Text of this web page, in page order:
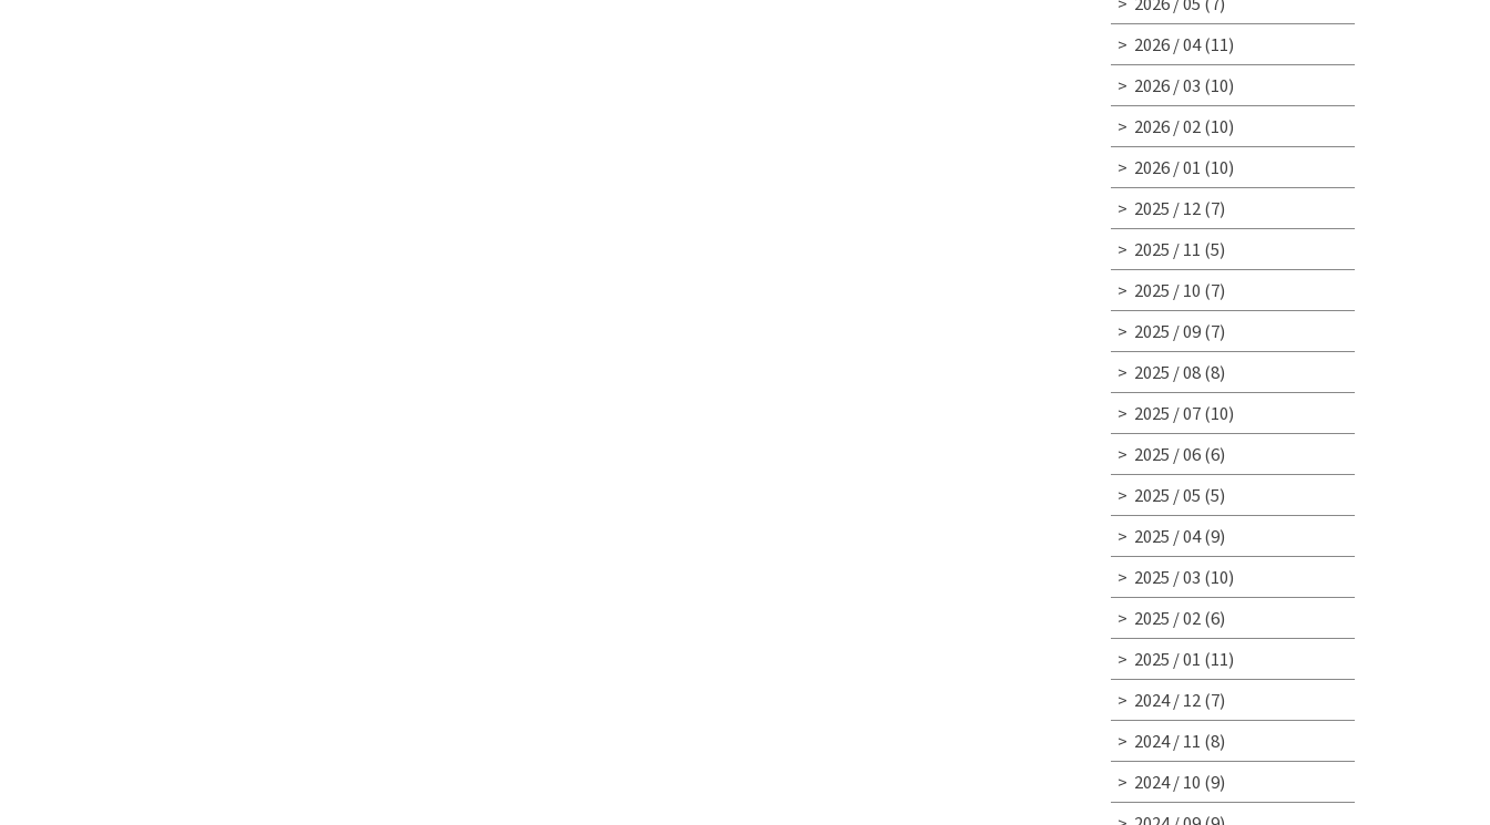
2026 / 04(11)
2026 / 03 (10)
2026 / 02 (10)
2026 / 01 (10)
2025 / 12 (7)
2025 / 11 (5)
2025 / 10 (7)
2025 / 09(7)
2025 / 08(8)
2025 / 07(10)
2025 / 06(6)
2025 / 05 (5)
2025 / 04(9)
2025 / 03 (10)
2025 / 02 (6)
2025 / 01 (11)
2024 / 12 (7)
2024 / 11 (8)
2024 / 10 (9)